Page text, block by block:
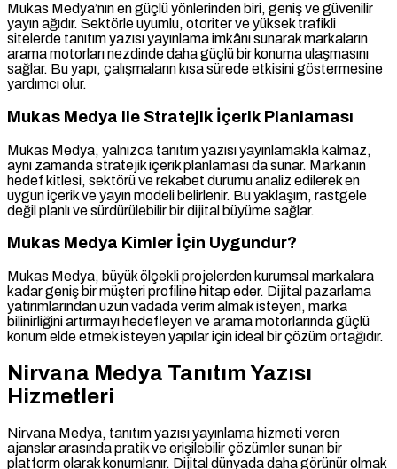
Mukas Medya’nın en güçlü yönlerinden biri, geniş ve güvenilir
yayın ağıdır. Sektörle uyumlu, otoriter ve yüksek trafikli
sitelerde tanıtım yazısı yayınlama imkânı sunarak markaların
arama motorları nezdinde daha güçlü bir konuma ulaşmasını
sağlar. Bu yapı, çalışmaların kısa sürede etkisini göstermesine
yardımcı olur.
Mukas Medya ile Stratejik İçerik Planlaması
Mukas Medya, yalnızca tanıtım yazısı yayınlamakla kalmaz,
aynı zamanda stratejik içerik planlaması da sunar. Markanın
hedef kitlesi, sektörü ve rekabet durumu analiz edilerek en
uygun içerik ve yayın modeli belirlenir. Bu yaklaşım, rastgele
değil planlı ve sürdürülebilir bir dijital büyüme sağlar.
Mukas Medya Kimler İçin Uygundur?
Mukas Medya, büyük ölçekli projelerden kurumsal markalara
kadar geniş bir müşteri profiline hitap eder. Dijital pazarlama
yatırımlarından uzun vadada verim almak isteyen, marka
bilinirliğini artırmayı hedefleyen ve arama motorlarında güçlü
konum elde etmek isteyen yapılar için ideal bir çözüm ortağıdır.
Nirvana Medya Tanıtım Yazısı
Hizmetleri
Nirvana Medya, tanıtım yazısı yayınlama hizmeti veren
ajanslar arasında pratik ve erişilebilir çözümler sunan bir
platform olarak konumlanır. Dijital dünyada daha görünür olmak